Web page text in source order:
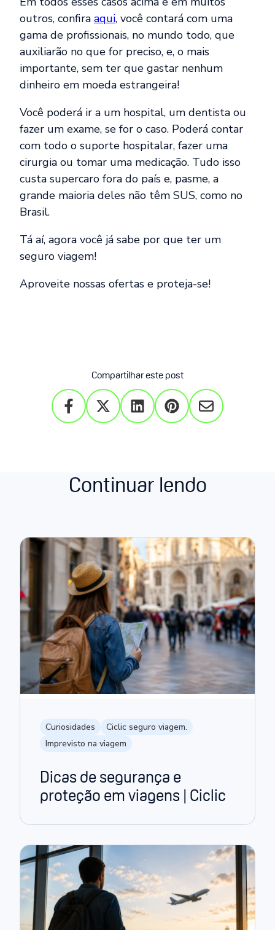
outros, confira aqui, você contará com uma
gama de profissionais, no mundo todo, que
auxiliarão no que for preciso, e, o mais
importante, sem ter que gastar nenhum
dinheiro em moeda estrangeira!
Você poderá ir a um hospital, um dentista ou
fazer um exame, se for o caso. Poderá contar
com todo o suporte hospitalar, fazer uma
cirurgia ou tomar uma medicação. Tudo isso
custa supercaro fora do país e, pasme, a
grande maioria deles não têm SUS, como no
Brasil.
Tá aí, agora você já sabe por que ter um
seguro viagem!
Aproveite nossas ofertas e proteja-se!
Compartilhar este post
Continuar lendo
Curiosidades
Ciclic seguro viagem.
Imprevisto na viagem
Dicas de segurança e
proteção em viagens | Ciclic